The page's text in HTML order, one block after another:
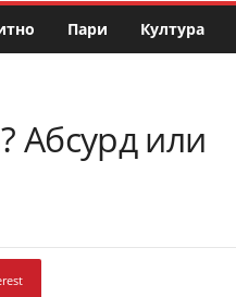
Пари Култура
Абсурд или